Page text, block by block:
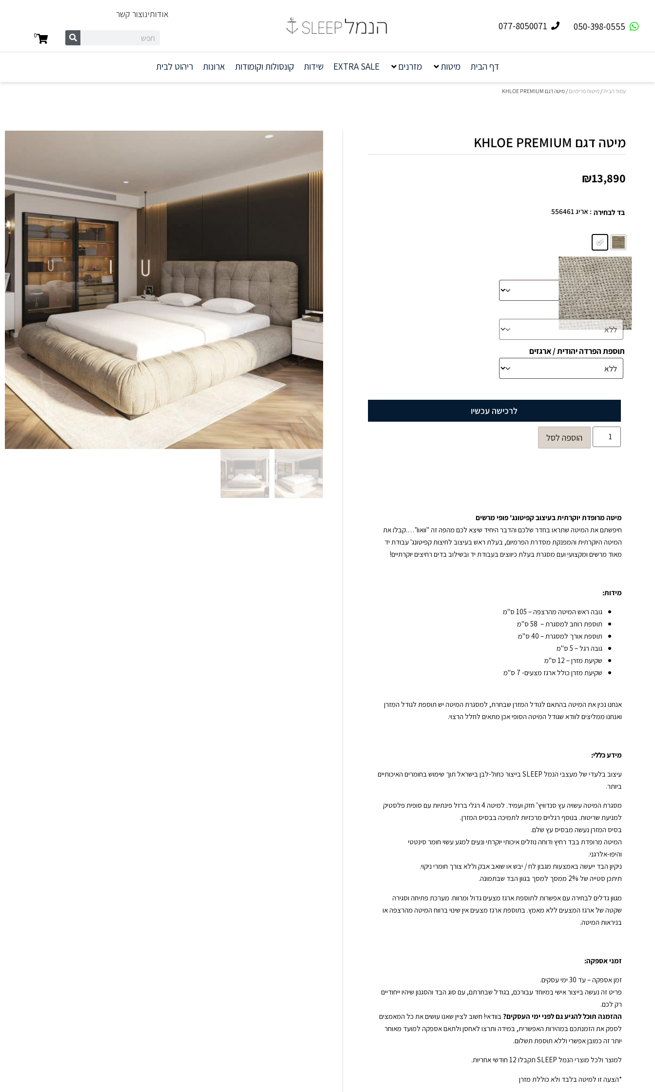
050-398-0555
077-8050071
אודותינוצור קשר
0
דף הבית מיטות מזרנים EXTRA SALE שידות קונסולות וקומודות ארונות ריהוט לבית
עמוד הבית/ מיטות פרימיום / מיטה דגם KHLOE PREMIUM
מיטה דגם KHLOE PREMIUM
₪13,890
בד לבחירה : אריג 556461
מידה לבחירה*
ארגז מצעים
תוספת הפרדה יהודית / ארגזים
לרכישה עכשיו
הוספה לסל
מיטה מרופדת יוקרתית בעיצוב קפיטונג' פופי מרשים
חיפשתם את המיטה שתראו בחדר שלכם והדבר היחיד שיצא לכם מהפה זה "וואוו"….קבלו את
המיטה היוקרתית והמפנקת מסדרת הפרמיום, בעלת ראש בעיצוב לחיצות קפיטונג' עבודת יד
מאוד מרשים ומקצועי ועם מסגרת בעלת כיווצים בעבודת יד ובשילוב בדים רחיצים יוקרתיים!
מידות:
גובה ראש המיטה מהרצפה – 105 ס"מ
תוספת רוחב למסגרת – 58 ס"מ
תוספת אורך למסגרת – 40 ס"מ
גובה רגל – 5 ס"מ
שקיעת מזרן – 12 ס"מ
שקיעת מזרן כולל ארגז מצעים- 7 ס"מ
אנחנו נכין את המיטה בהתאם לגודל המזרן שבחרת, למסגרת המיטה יש תוספת לגודל המזרן
ואנחנו ממליצים לוודא שגודל המיטה הסופי אכן מתאים לחלל הרצוי.
מידע כללי:
עיצוב בלעדי של מעצבי הנמל SLEEP בייצור כחול-לבן בישראל תוך שימוש בחומרים האיכותיים
ביותר.
מסגרת המיטה עשויה עץ סנדוויץ’ חזק ועמיד. למיטה 4 רגלי ברזל פינתיות עם סופית פלסטיק
למניעת שריטות. בנוסף רגליים מרכזיות לתמיכה בבסיס המזרן.
בסיס המזרן נעשה מבסיס עץ שלם.
המיטה מרופדת בבד רחיץ ודוחה נוזלים איכותי יוקרתי ונעים למגע עשוי חומר סינטטי
והיפו-אלרגני.
ניקיון הבד ייעשה באמצעות מגבון לח / יבש או שואב אבק וללא צורך חומרי ניקוי.
תיתכן סטייה של 2% ממסך למסך בגוון הבד שבתמונה.
מגוון גדלים לבחירה עם אפשרות לתוספת ארגז מצעים גדול ומרווח. מערכת פתיחה וסגירה
שקטה של ארגז המצעים ללא מאמץ. בתוספת ארגז מצעים אין שינוי ברווח המיטה מהרצפה או
בניראות המיטה.
זמני אספקה:
זמן אספקה – עד 30 ימי עסקים.
פריט זה נעשה בייצור אישי במיוחד עבורכם, בגודל שבחרתם, עם סוג הבד והסגנון שיהיו ייחודיים
רק לכם.
ההזמנה תוכל להגיע גם לפני ימי העסקים? בוודאי! חשוב לציין שאנו עושים את כל המאמצים
לספק את הזמנתכם במהירות האפשרית, במידה ותרצו לאחסן ולתאם אספקה למועד מאוחר
יותר זה כמובן אפשרי וללא תוספת תשלום.
למוצר ולכל מוצרי הנמל SLEEP תקבלו 12 חודשי אחריות.
*הצעה זו למיטה בלבד ולא כוללת מזרן